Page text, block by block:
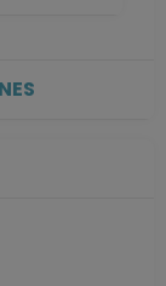
de
A TP